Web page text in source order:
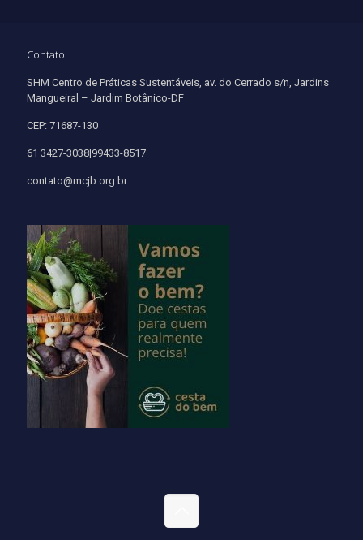
Contato
SHM Centro de Práticas Sustentáveis, av. do Cerrado s/n, Jardins
Mangueiral – Jardim Botânico-DF
CEP: 71687-130
61 3427-3038|99433-8517
contato@mcjb.org.br